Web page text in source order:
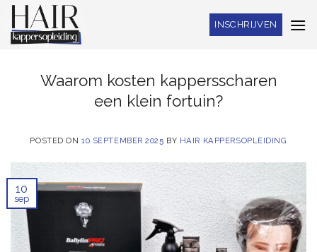
Skip
content
INSCHRIJVEN
Waarom kosten kappersscharen
een klein fortuin?
POSTED ON10 SEPTEMBER 2025 BY HAIR KAPPERSOPLEIDING
10
sep